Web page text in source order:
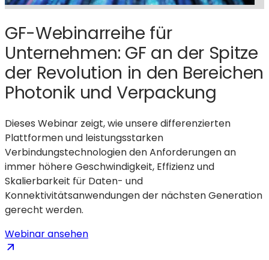
GF-Webinarreihe für
Unternehmen: GF an der Spitze
der Revolution in den Bereichen
Photonik und Verpackung
Dieses Webinar zeigt, wie unsere differenzierten
Plattformen und leistungsstarken
Verbindungstechnologien den Anforderungen an
immer höhere Geschwindigkeit, Effizienz und
Skalierbarkeit für Daten- und
Konnektivitätsanwendungen der nächsten Generation
gerecht werden.
Webinar ansehen